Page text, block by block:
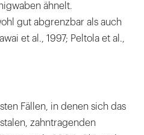
ähnelt.
gut abgrenzbar als auch
et al., 1997; Peltola et al.,
Fällen, in denen sich das
zahntragenden